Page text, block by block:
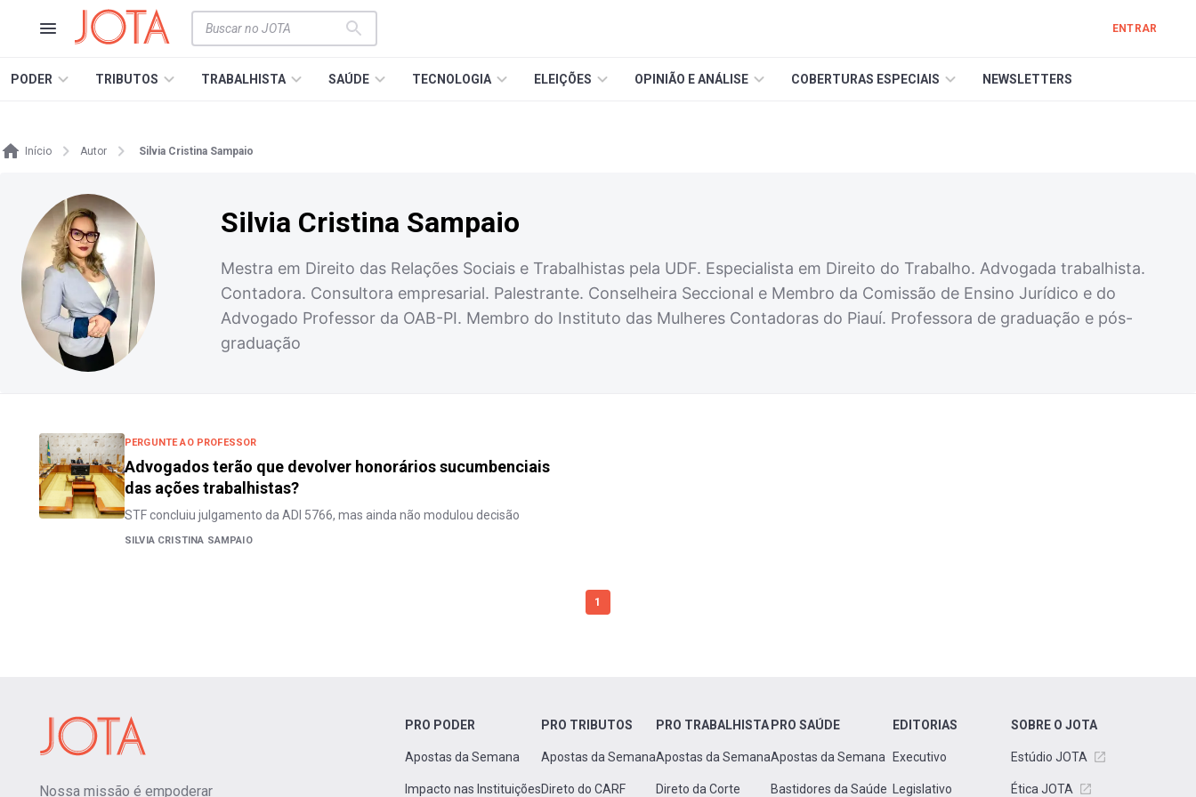
ENTRAR
PODER TRIBUTOS TRABALHISTA SAÚDE TECNOLOGIA ELEIÇÕES OPINIÃO E ANÁLISE COBERTURAS ESPECIAIS NEWSLETTERS
Início Autor Silvia Cristina Sampaio
Silvia Cristina Sampaio
Mestra em Direito das Relações Sociais e Trabalhistas pela UDF. Especialista em Direito do Trabalho. Advogada trabalhista.
Contadora. Consultora empresarial. Palestrante. Conselheira Seccional e Membro da Comissão de Ensino Jurídico e do
Advogado Professor da OAB-PI. Membro do Instituto das Mulheres Contadoras do Piauí. Professora de graduação e pós-
graduação
PERGUNTE AO PROFESSOR
Advogados terão que devolver honorários sucumbenciais
das ações trabalhistas?
STF concluiu julgamento da ADI 5766, mas ainda não modulou decisão
SILVIA CRISTINA SAMPAIO
1
Nossa missão é empoderar
PRO PODER
Apostas da Semana
Impacto nas Instituições
PRO TRIBUTOS
Apostas da Semana
Direto do CARF
PRO TRABALHISTA
Apostas da Semana
Direto da Corte
PRO SAÚDE
Apostas da Semana
Bastidores da Saúde
EDITORIAS
Executivo
Legislativo
SOBRE O JOTA
Estúdio JOTA
Ética JOTA